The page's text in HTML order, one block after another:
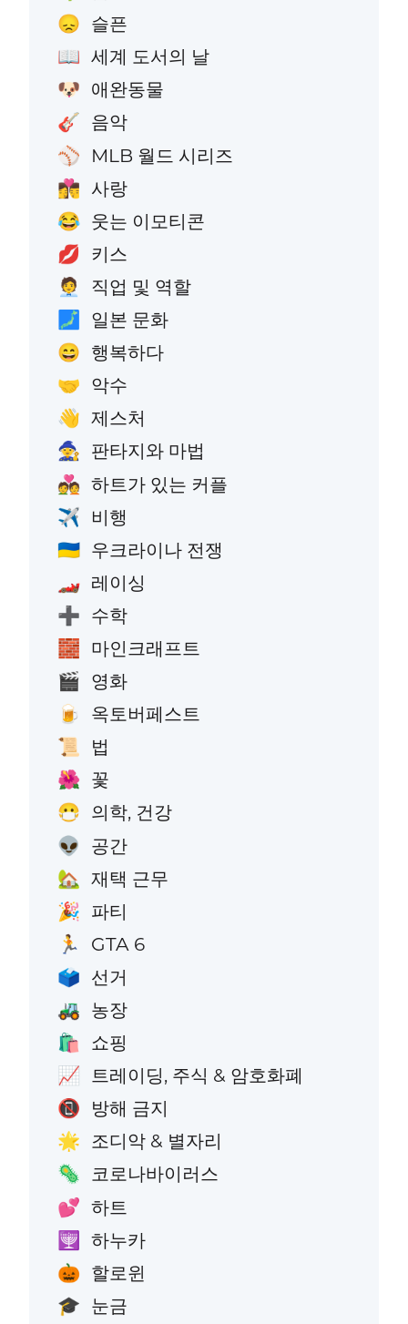
😞 슬픈
📖 세계 도서의 날
🐶 애완동물
🎸 음악
⚾ MLB 월드 시리즈
👩‍❤️‍💋‍👨 사랑
😂 웃는 이모티콘
💋 키스
🧑‍💼 직업 및 역할
🗾 일본 문화
😄 행복하다
🤝 악수
👋 제스처
🧙 판타지와 마법
💑 하트가 있는 커플
✈️ 비행
🇺🇦 우크라이나 전쟁
🏎️ 레이싱
➕ 수학
🧱 마인크래프트
🎬 영화
🍺 옥토버페스트
📜 법
🌺 꽃
😷 의학, 건강
👽 공간
🏡 재택 근무
🎉 파티
🏃 GTA 6
🗳️ 선거
🚜 농장
🛍️ 쇼핑
📈 트레이딩, 주식 & 암호화폐
📵 방해 금지
🌟 조디악 & 별자리
🦠 코로나바이러스
💕 하트
🕎 하누카
🎃 할로윈
🎓 눈금